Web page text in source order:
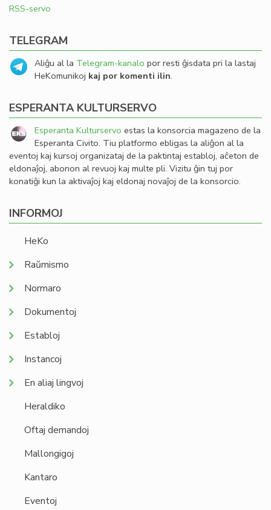
RSS-servo
TELEGRAM
Aliĝu al la Telegram-kanalo por resti ĝisdata pri la lastaj
HeKomunikoj kaj por komenti ilin.
ESPERANTA KULTURSERVO
Esperanta Kulturservo estas la konsorcia magazeno de la
Esperanta Civito. Tiu platformo ebligas la aliĝon al la
eventoj kaj kursoj organizataj de la paktintaj establoj, aĉeton de
eldonaĵoj, abonon al revuoj kaj multe pli. Vizitu ĝin tuj por
konatiĝi kun la aktivaĵoj kaj eldonaj novaĵoj de la konsorcio.
INFORMOJ
HeKo
Raŭmismo
Normaro
Dokumentoj
Establoj
Instancoj
En aliaj lingvoj
Heraldiko
Oftaj demandoj
Mallongigoj
Kantaro
Eventoj